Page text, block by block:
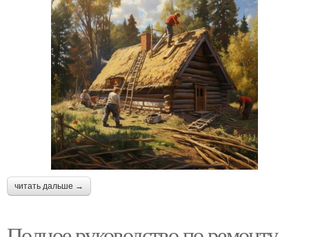
читать дальше →